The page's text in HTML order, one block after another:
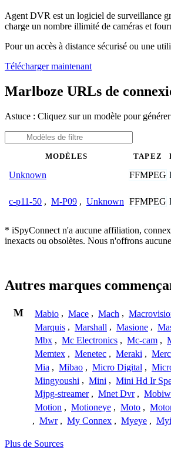
Agent DVR est un logiciel de surveillance
charge un nombre illimité de caméras et
Pour un accès à distance sécurisé ou une
Télécharger maintenant
Marlboze URLs de
Astuce : Cliquez sur un modèle pour
MODÈLES TAPEZ
Unknown FFMPEG
c-p11-50 , M-P09 , Unknown FFMPEG
* iSpyConnect n'a aucune affiliation,
inexacts ou obsolètes. Nous n'offrons
Autres marques
M Mabio , Mace , Mach ,
Marquis , Marshall , Masione ,
Mbx , Mc Electronics , Mc-cam ,
Memtex , Menetec , Meraki ,
Mia , Mibao , Micro Digital ,
Mingyoushi , Mini , Mini Hd Ir
Mjpg-streamer , Mnet Dvr ,
Motion , Motioneye , Moto ,
, Mwr , My Connex , Myeye ,
Plus de Sources